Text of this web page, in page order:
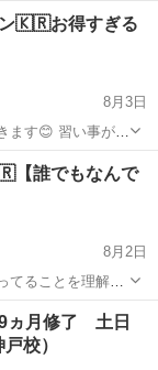
性を広げること！
…という方も安心
ン🇰🇷お得すぎる
8月3日
い事が長
【誰でもなんで
8月2日
することは、新し
ヵ月修了 土日
校）